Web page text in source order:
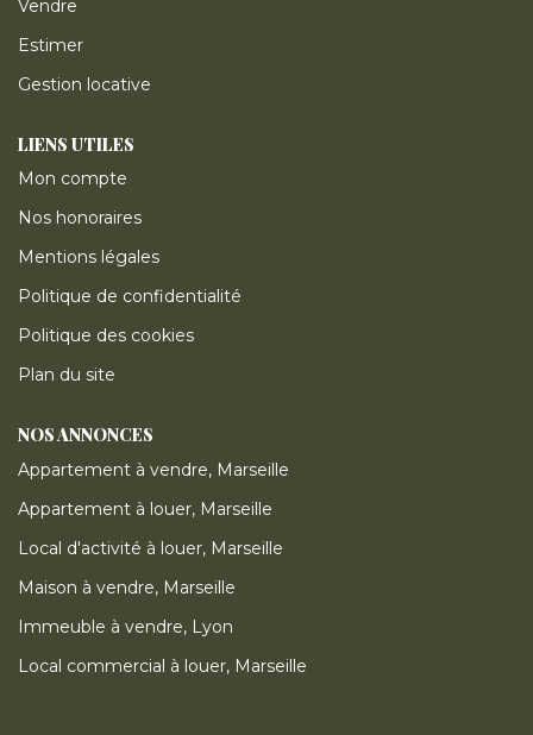
Vendre
Estimer
Gestion locative
LIENS UTILES
Mon compte
Nos honoraires
Mentions légales
Politique de confidentialité
Politique des cookies
Plan du site
NOS ANNONCES
Appartement à vendre, Marseille
Appartement à louer, Marseille
Local d'activité à louer, Marseille
Maison à vendre, Marseille
Immeuble à vendre, Lyon
Local commercial à louer, Marseille